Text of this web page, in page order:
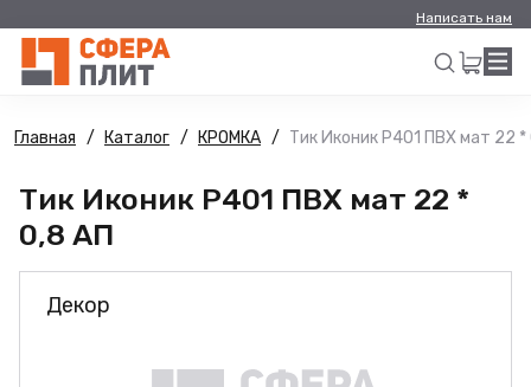
Написать нам
Искать
Главная Каталог КРОМКА Тик Иконик Р401 ПВХ мат 22
Тик Иконик Р401 ПВХ мат 22 *
0,8 АП
Декор